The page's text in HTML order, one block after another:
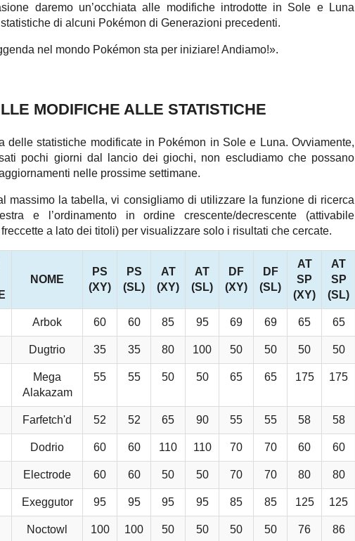
daremo un’occhiata alle modifiche introdotte in Sole e Luna
di alcuni Pokémon di Generazioni precedenti.
nel mondo Pokémon sta per iniziare! Andiamo!».
MODIFICHE ALLE STATISTICHE
delle statistiche modificate in Pokémon in Sole e Luna. Ovviamente,
pochi giorni dal lancio dei giochi, non escludiamo che possano
nelle prossime settimane.
massimo la tabella, vi consigliamo di utilizzare la funzione di ricerca
e l’ordinamento in ordine crescente/decrescente (attivabile
a lato dei titoli) per visualizzare solo i risultati che cercate.
NOME
PS
(XY)
PS
(SL)
AT
(XY)
AT
(SL)
DF
(XY)
DF
(SL)
AT
SP
(XY)
AT
SP
(SL)
Arbok 60 60 85 95 69 69 65 65
Dugtrio 35 35 80 100 50 50 50 50
Mega
Alakazam
55 55 50 50 65 65 175 175
Farfetch'd 52 52 65 90 55 55 58 58
Dodrio 60 60 110 110 70 70 60 60
Electrode 60 60 50 50 70 70 80 80
Exeggutor 95 95 95 95 85 85 125 125
Noctowl 100 100 50 50 50 50 76 86